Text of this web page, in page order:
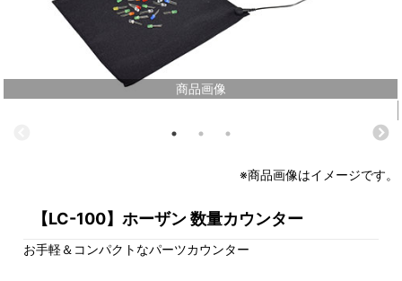
商品画像
※商品画像はイメージです。
【LC-100】ホーザン 数量カウンター
お手軽＆コンパクトなパーツカウンター